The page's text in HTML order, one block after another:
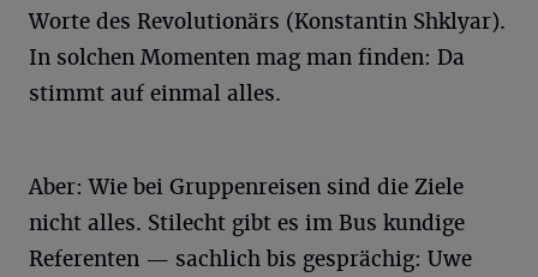
Worte des Revolutionärs (Konstantin Shklyar).
In solchen Momenten mag man finden: Da
stimmt auf einmal alles.
Aber: Wie bei Gruppenreisen sind die Ziele
nicht alles. Stilecht gibt es im Bus kundige
Referenten — sachlich bis gesprächig: Uwe